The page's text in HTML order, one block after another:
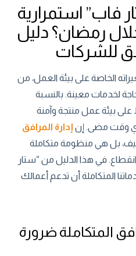
استمرارية
رمضان؟ دليل
للشركات
الخاصة على بيئة العمل، من
لخدمات معينة. بالنسبة
بيئة عمل منتجة وآمنة
وقت مضى. إن إدارة المرافق
بل هي منظومة متكاملة
في هذا الدليل من “ستار
المتكاملة أن تدعم أعمالك
المتكاملة ضرورة